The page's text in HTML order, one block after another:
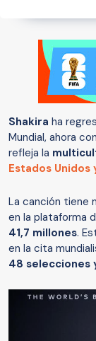
Shakira ha
Mundial, ahora
refleja la
Estados Unidos
La canción tiene
en la plataforma
41,7 millones.
en la cita
48 selecciones